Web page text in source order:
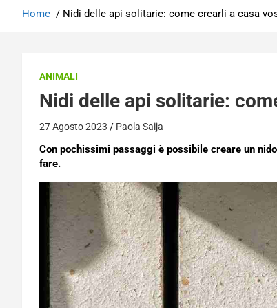
Home Nidi delle api solitarie: come crearli a casa
ANIMALI
Nidi delle api solitarie:
27 Agosto 2023 Paola Saija
Con pochissimi passaggi è possibile creare un
fare.